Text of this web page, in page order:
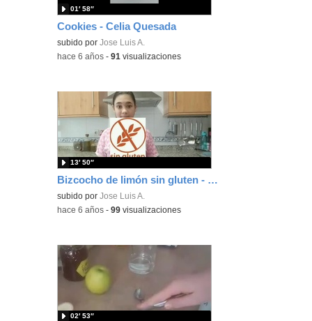
Cookies - Celia Quesada
subido porJose Luis A.
01′ 58″
-hace 6 años -91 visualizaciones
Bizcocho de limón sin gluten - Carlota Sierra
subido porJose Luis A.
13′ 50″
-hace 6 años -99 visualizaciones
02′ 53″